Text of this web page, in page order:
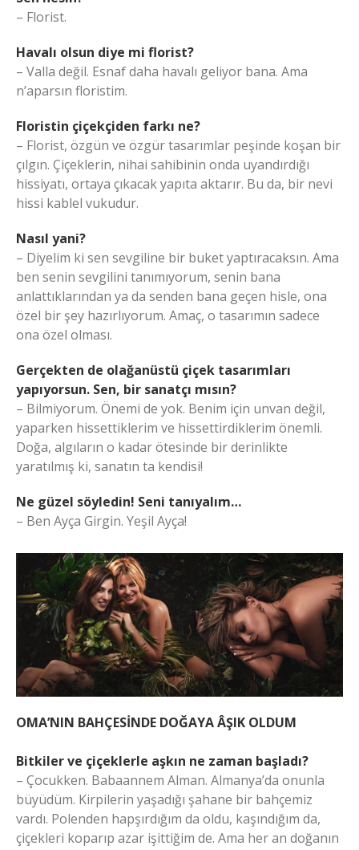
– Florist.
Havalı olsun diye mi florist?
– Valla değil. Esnaf daha havalı geliyor bana. Ama
n’aparsın floristim.
Floristin çiçekçiden farkı ne?
– Florist, özgün ve özgür tasarımlar peşinde koşan bir
çılgın. Çiçeklerin, nihai sahibinin onda uyandırdığı
hissiyatı, ortaya çıkacak yapıta aktarır. Bu da, bir nevi
hissi kablel vukudur.
Nasıl yani?
– Diyelim ki sen sevgiline bir buket yaptıracaksın. Ama
ben senin sevgilini tanımıyorum, senin bana
anlattıklarından ya da senden bana geçen hisle, ona
özel bir şey hazırlıyorum. Amaç, o tasarımın sadece
ona özel olması.
Gerçekten de olağanüstü çiçek tasarımları
yapıyorsun. Sen, bir sanatçı mısın?
– Bilmiyorum. Önemi de yok. Benim için unvan değil,
yaparken hissettiklerim ve hissettirdiklerim önemli.
Doğa, algıların o kadar ötesinde bir derinlikte
yaratılmış ki, sanatın ta kendisi!
Ne güzel söyledin! Seni tanıyalım…
– Ben Ayça Girgin. Yeşil Ayça!
OMA’NIN BAHÇESİNDE DOĞAYA ÂŞIK OLDUM
Bitkiler ve çiçeklerle aşkın ne zaman başladı?
– Çocukken. Babaannem Alman. Almanya’da onunla
büyüdüm. Kirpilerin yaşadığı şahane bir bahçemiz
vardı. Polenden hapşırdığım da oldu, kaşındığım da,
çiçekleri koparıp azar işittiğim de. Ama her an doğanın